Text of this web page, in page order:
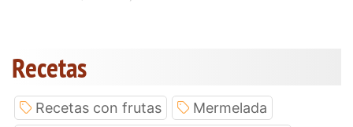
Recetas
Recetas con frutas
Mermelada